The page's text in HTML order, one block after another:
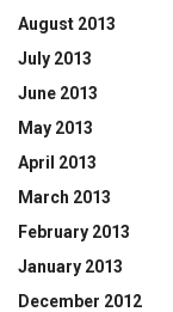
August 2013
July 2013
June 2013
May 2013
April 2013
March 2013
February 2013
January 2013
December 2012